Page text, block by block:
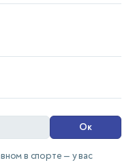
Ок
в спорте — у вас